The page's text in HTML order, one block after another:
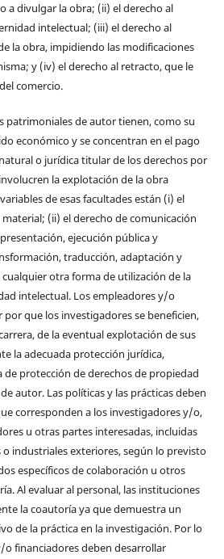
a divulgar la obra; (ii) el derecho al
intelectual; (iii) el derecho al
la obra, impidiendo las modificaciones
y (iv) el derecho al retracto, que le
comercio.
patrimoniales de autor tienen, como su
económico y se concentran en el pago
o jurídica titular de los derechos por
la explotación de la obra
de esas facultades están (i) el
(ii) el derecho de comunicación
ejecución pública y
traducción, adaptación y
otra forma de utilización de la
intelectual. Los empleadores y/o
que los investigadores se beneficien,
de la eventual explotación de sus
la adecuada protección jurídica,
de protección de derechos de propiedad
autor. Las políticas y las prácticas deben
corresponden a los investigadores y/o,
u otras partes interesadas, incluidas
o industriales exteriores, según lo previsto
específicos de colaboración u otros
Al evaluar al personal, las instituciones
la coautoría ya que demuestra un
de la práctica en la investigación. Por lo
financiadores deben desarrollar